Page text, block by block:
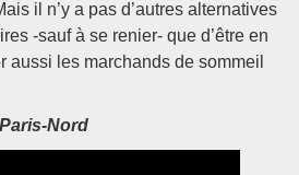
il n’y a pas d’autres alternatives
-sauf à se renier- que d’être en
aussi les marchands de sommeil
Nord